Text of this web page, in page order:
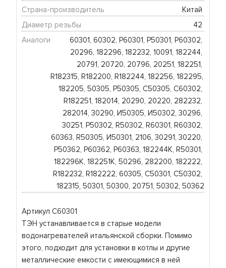
Артикул C60301
ТЭН устанавливается в старые модели
водонагревателей итальянской сборки. Помимо
этого, подходит для установки в котлы и другие
металлические емкости с имеющимися в ней
Страна-производитель
Китай
Диаметр резьбы
42
Аналоги
60301, 60302, Р60301, Р50301, Р60302,
20296, 182296, 182232, 10091, 182244,
20791, 20720, 20796, 20251, 182251,
R182315, R182200, R182244, 182256, 182295,
182205, 50305, Р50305, C50305, C60302,
R182251, 182014, 20290, 20220, 282232,
282014, 30290, И50305, И50302, 30296,
30251, Р50302, R50302, R60301, R60302,
60363, R50305, И50301, 2106, 30291, 30220,
Р50362, Р60362, Р60363, 182244К, R50301,
182296K, 182251К, 50296, 282200, 182222,
R182232, R182222, 60305, C50301, C50302,
182315, 50301, 50300, 20751, 50302, 50362